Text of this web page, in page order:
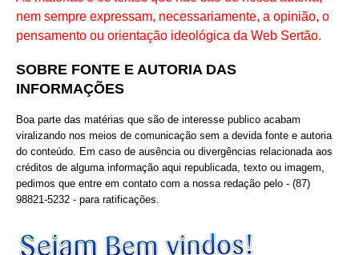
nem sempre expressam, necessariamente, a opinião, o
pensamento ou orientação ideológica da Web Sertão.
SOBRE FONTE E AUTORIA DAS
INFORMAÇÕES
Boa parte das matérias que são de interesse publico acabam
viralizando nos meios de comunicação sem a devida fonte e autoria
do conteúdo. Em caso de ausência ou divergências relacionada aos
créditos de alguma informação aqui republicada, texto ou imagem,
pedimos que entre em contato com a nossa redação pelo - (87)
98821-5232 - para ratificações.